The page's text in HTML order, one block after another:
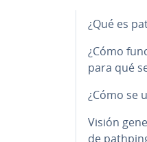
¿Qué es
¿Cómo
para qué
¿Cómo se
Visión
de